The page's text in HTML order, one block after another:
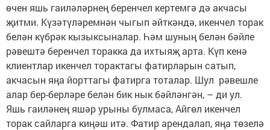
өчен яшь гаиләләрнең беренчел кертемгә дә акчасы
җитми. Күзәтүләремнән чыгып әйткәндә, икенчел торак
белән күбрәк кызыксыналар. Һәм шуның белән бәйле
рәвештә беренчел торакка да ихтыяҗ арта. Күп кенә
клиентлар икенчел торактагы фатирларын сатып,
акчасын яңа йорттагы фатирга тоталар. Шул рәвешле
алар бер-берләре белән бик нык бәйләнгән, – ди ул.
Яшь гаиләнең яшәр урыны булмаса, Айгөл икенчел
торак сайларга киңәш итә. Фатир арендалап, яңа төзелә